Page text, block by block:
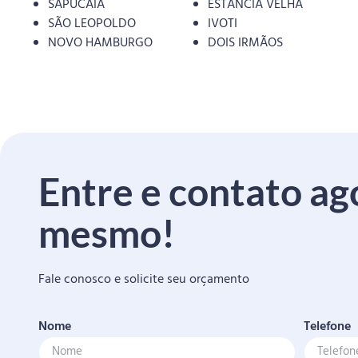
SAPUCAIA
SÃO LEOPOLDO
NOVO HAMBURGO
ESTANCIA VELHA
IVOTI
DOIS IRMÃOS
Entre e contato
mesmo!
Fale conosco e solicite seu orçamento
Nome Telefone